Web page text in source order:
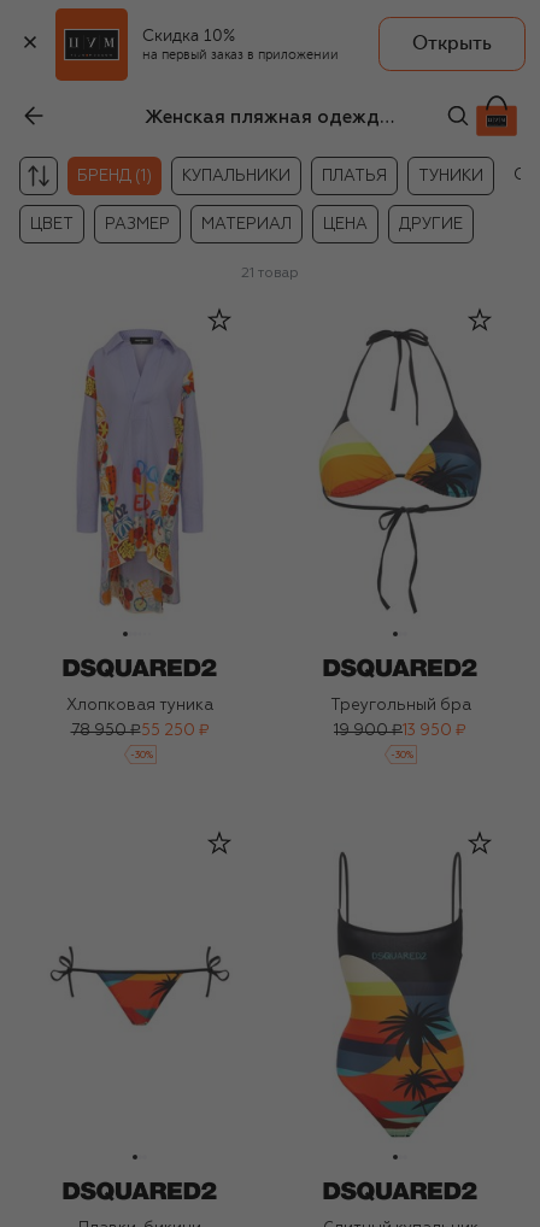
Скидка 10%
на первый заказ в приложении
Открыть
Женская пляжная одежда Dsquared2
БРЕНД (1) КУПАЛЬНИКИ ПЛАТЬЯ ТУНИКИ
ЦВЕТ РАЗМЕР МАТЕРИАЛ ЦЕНА ДРУГИЕ
21 товар
Хлопковая туника
78 950 ₽55 250 ₽
-30%
Треугольный бра
19 900 ₽ 13 950 ₽
-30%